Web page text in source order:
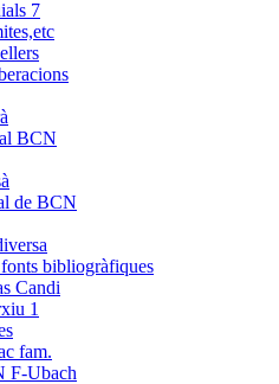
7
BCN
de BCN
bibliogràfiques
Candi
1
fam.
F-Ubach